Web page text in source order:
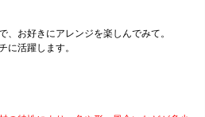
お好きにアレンジを楽しんでみて。
に活躍します。